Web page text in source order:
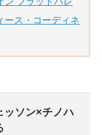
ース・コーディネ
ッソン×チノハ